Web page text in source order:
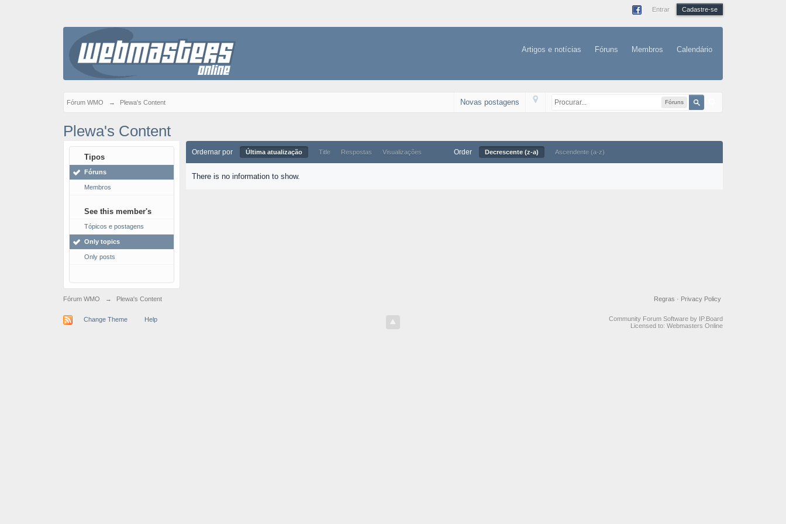
Entrar Cadastre-se
Artigos e notícias Fóruns Membros Calendário
Fórum WMO → Plewa's Content Fóruns
Novas postagens
Plewa's Content
Tipos
Fóruns
Membros
See this member's
Tópicos e postagens
Only topics
Only posts
Ordernar por Última atualização Title Respostas Visualizações Order Decrescente (z-a) Ascendente (a-z)
There is no information to show.
Fórum WMO → Plewa's Content Privacy Policy
Regras ·
Change Theme Help
Community Forum Software by IP.Board
Licensed to: Webmasters Online